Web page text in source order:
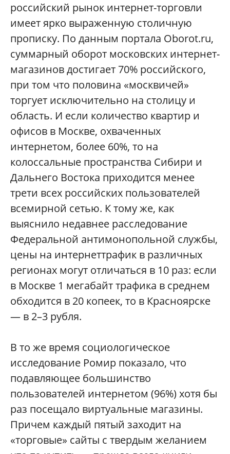
российский рынок интернет-торговли
имеет ярко выраженную столичную
прописку. По данным портала Oborot.ru,
суммарный оборот московских интернет-
магазинов достигает 70% российского,
при том что половина «москвичей»
торгует исключительно на столицу и
область. И если количество квартир и
офисов в Москве, охваченных
интернетом, более 60%, то на
колоссальные пространства Сибири и
Дальнего Востока приходится менее
трети всех российских пользователей
всемирной сетью. К тому же, как
выяснило недавнее расследование
Федеральной антимонопольной службы,
цены на интернеттрафик в различных
регионах могут отличаться в 10 раз: если
в Москве 1 мегабайт трафика в среднем
обходится в 20 копеек, то в Красноярске
— в 2–3 рубля.
В то же время социологическое
исследование Ромир показало, что
подавляющее большинство
пользователей интернетом (96%) хотя бы
раз посещало виртуальные магазины.
Причем каждый пятый заходит на
«торговые» сайты с твердым желанием